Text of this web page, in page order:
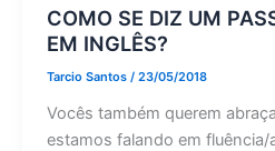
COMO SE DIZ UM
EM INGLÊS?
Tarcio Santos / 23/05/2018
Vocês também querem
estamos falando em